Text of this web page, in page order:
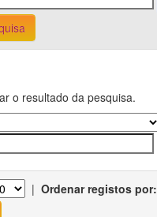
o resultado da pesquisa.
| Ordenar registos por: